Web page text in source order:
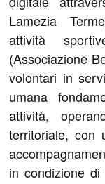
Lamezia
attività
(Associazione
volontari in
umana
attività,
territoriale, con
in condizione